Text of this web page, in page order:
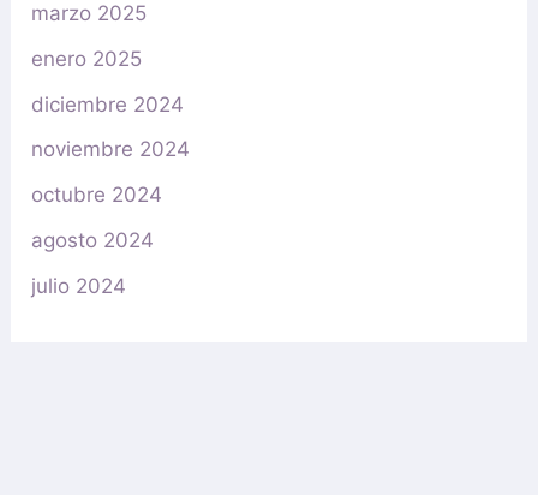
marzo 2025
enero 2025
diciembre 2024
noviembre 2024
octubre 2024
agosto 2024
julio 2024